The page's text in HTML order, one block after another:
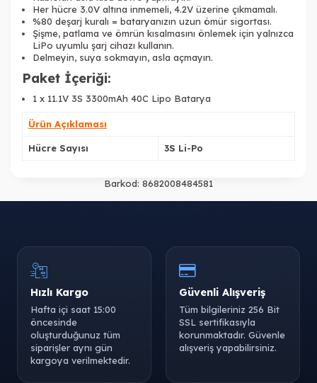
Her hücre 3.0V altına inmemeli, 4.2V üzerine çıkmamalı.
%80 deşarj kuralı = bataryanızın uzun ömür sigortası.
Şişme, patlama ve ömrün kısalmasını önlemek için yalnızca
LiPo uyumlu şarj cihazı kullanın.
Delmeyin, suya sokmayın, asla açmayın.
Paket İçeriği:
1 x 11.1V 3S 3300mAh 40C Lipo Batarya
Ürün Açıklaması
Hücre Sayısı 3S Li-Po
Barkod: 8682008484581
Hızlı Kargo
Hafta içi saat 15:00
öncesinde
oluşturduğunuz tüm
siparişler aynı gün
kargoya verilmektedir.
Güvenli Alışveriş
Tüm bilgileriniz 256 Bit
SSL sertifikasıyla
korunmaktadır. Güvenle
alışveriş yapabilirsiniz.